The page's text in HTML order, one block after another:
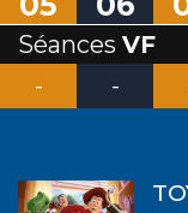
Séances VF
-
-